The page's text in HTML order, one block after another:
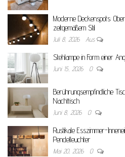
Moderne Deckenspots:
zeitgemäßem Stil
Juli 8, 2026 Aus
Stehlampe in Form einer
Juni 15, 2026 0
Berührungsempfindliche
Nachttisch
Juni 8, 2026 0
Rustikale Esszimmer-
Pendelleuchter
Mai 20, 2026 0